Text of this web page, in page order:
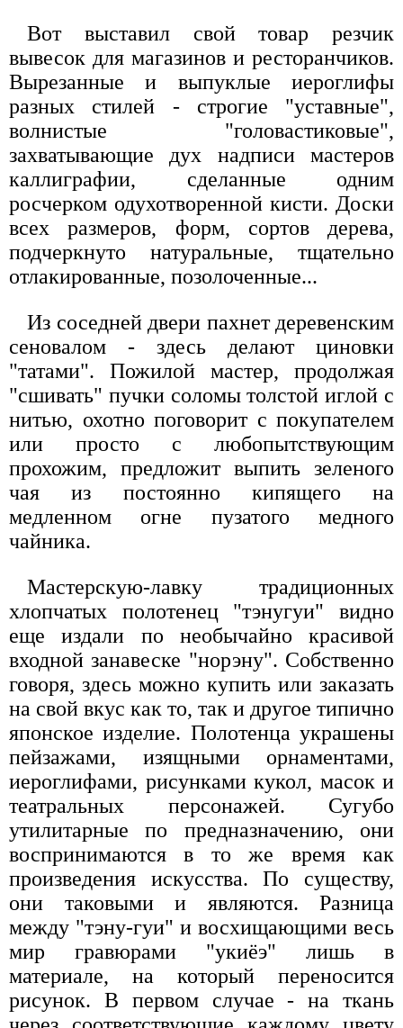
Вот выставил свой товар резчик
вывесок для магазинов и ресторанчиков.
Вырезанные и выпуклые иероглифы
разных стилей - строгие "уставные",
волнистые "головастиковые",
захватывающие дух надписи мастеров
каллиграфии, сделанные одним
росчерком одухотворенной кисти. Доски
всех размеров, форм, сортов дерева,
подчеркнуто натуральные, тщательно
отлакированные, позолоченные...
Из соседней двери пахнет деревенским
сеновалом - здесь делают циновки
"татами". Пожилой мастер, продолжая
"сшивать" пучки соломы толстой иглой с
нитью, охотно поговорит с покупателем
или просто с любопытствующим
прохожим, предложит выпить зеленого
чая из постоянно кипящего на
медленном огне пузатого медного
чайника.
Мастерскую-лавку традиционных
хлопчатых полотенец "тэнугуи" видно
еще издали по необычайно красивой
входной занавеске "норэну". Собственно
говоря, здесь можно купить или заказать
на свой вкус как то, так и другое типично
японское изделие. Полотенца украшены
пейзажами, изящными орнаментами,
иероглифами, рисунками кукол, масок и
театральных персонажей. Сугубо
утилитарные по предназначению, они
воспринимаются в то же время как
произведения искусства. По существу,
они таковыми и являются. Разница
между "тэну-гуи" и восхищающими весь
мир гравюрами "укиёэ" лишь в
материале, на который переносится
рисунок. В первом случае - на ткань